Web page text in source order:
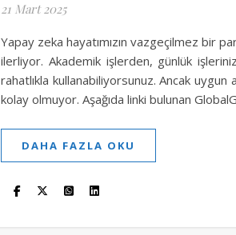
21 Mart 2025
Yapay zeka hayatımızın vazgeçilmez bir
ilerliyor. Akademik işlerden, günlük
rahatlıkla kullanabiliyorsunuz. Ancak uygun
kolay olmuyor. Aşağıda linki bulunan
DAHA FAZLA OKU